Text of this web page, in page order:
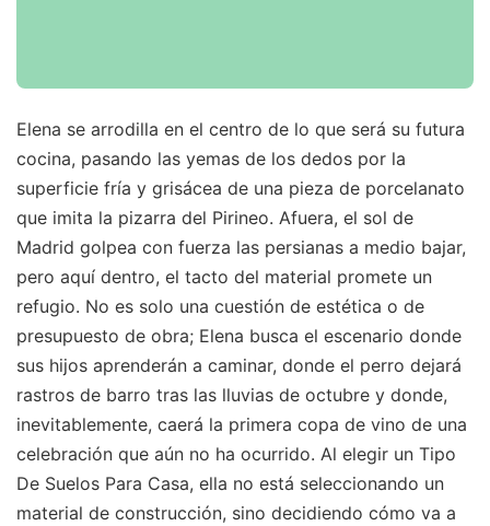
Elena se arrodilla en el centro de lo que será su futura
cocina, pasando las yemas de los dedos por la
superficie fría y grisácea de una pieza de porcelanato
que imita la pizarra del Pirineo. Afuera, el sol de
Madrid golpea con fuerza las persianas a medio bajar,
pero aquí dentro, el tacto del material promete un
refugio. No es solo una cuestión de estética o de
presupuesto de obra; Elena busca el escenario donde
sus hijos aprenderán a caminar, donde el perro dejará
rastros de barro tras las lluvias de octubre y donde,
inevitablemente, caerá la primera copa de vino de una
celebración que aún no ha ocurrido. Al elegir un Tipo
De Suelos Para Casa, ella no está seleccionando un
material de construcción, sino decidiendo cómo va a